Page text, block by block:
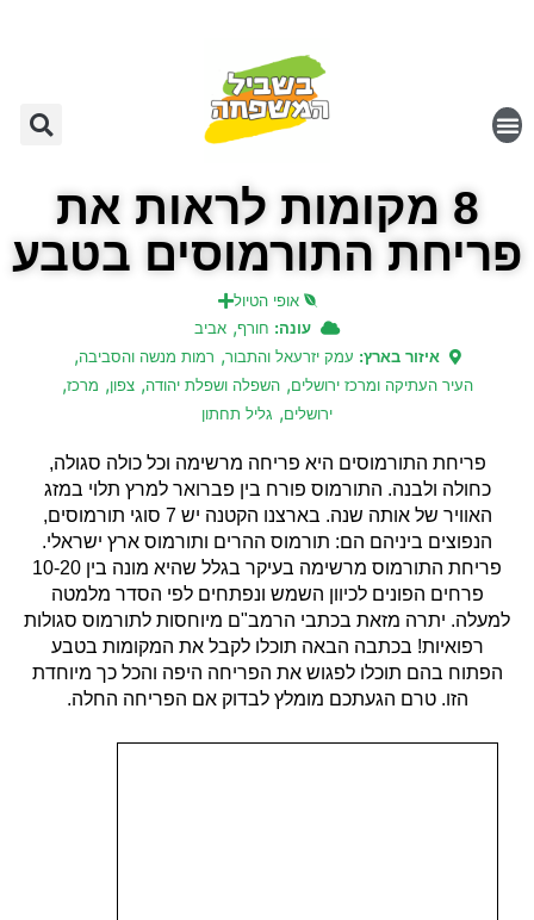
8 מקומות לראות את
פריחת התורמוסים בטבע
אופי הטיול
עונה: חורף, אביב
איזור בארץ: עמק יזרעאל והתבור, רמות מנשה והסביבה,
העיר העתיקה ומרכז ירושלים, השפלה ושפלת יהודה, צפון, מרכז,
ירושלים, גליל תחתון
פריחת התורמוסים היא פריחה מרשימה וכל כולה סגולה,
כחולה ולבנה. התורמוס פורח בין פברואר למרץ תלוי במזג
האוויר של אותה שנה. בארצנו הקטנה יש 7 סוגי תורמוסים,
הנפוצים ביניהם הם: תורמוס ההרים ותורמוס ארץ ישראלי.
פריחת התורמוס מרשימה בעיקר בגלל שהיא מונה בין 10-20
פרחים הפונים לכיוון השמש ונפתחים לפי הסדר מלמטה
למעלה. יתרה מזאת בכתבי הרמב"ם מיוחסות לתורמוס סגולות
רפואיות! בכתבה הבאה תוכלו לקבל את המקומות בטבע
הפתוח בהם תוכלו לפגוש את הפריחה היפה והכל כך מיוחדת
הזו. טרם הגעתכם מומלץ לבדוק אם הפריחה החלה.